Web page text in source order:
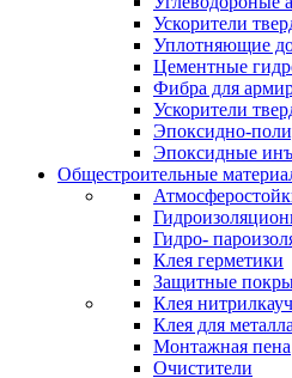
Ускорители
Уплотняющие
Цементные
Фибра для
Ускорители
Эпоксидно-
Эпоксидные
Общестроительные
Гидро-
Клея герметики
Защитные
Клея
Клея для металла
Монтажная пена
Очистители